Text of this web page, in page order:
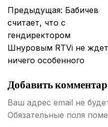
Навигация
по
Предыдущая: Бабичев
считает, что с
гендиректором
Шнуровым RTVi не ждет
ничего особенного
Добавить
Ваш адрес email не
Обязательные поля